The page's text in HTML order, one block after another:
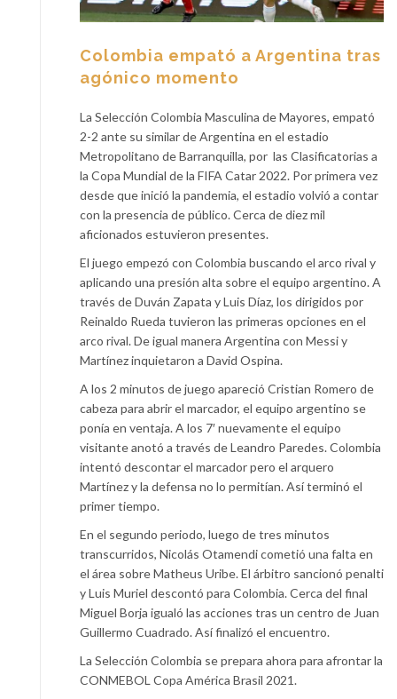
Colombia empató a Argentina tras
agónico momento
La Selección Colombia Masculina de Mayores, empató
2-2 ante su similar de Argentina en el estadio
Metropolitano de Barranquilla, por las Clasificatorias a
la Copa Mundial de la FIFA Catar 2022. Por primera vez
desde que inició la pandemia, el estadio volvió a contar
con la presencia de público. Cerca de diez mil
aficionados estuvieron presentes.
El juego empezó con Colombia buscando el arco rival y
aplicando una presión alta sobre el equipo argentino. A
través de Duván Zapata y Luis Díaz, los dirigidos por
Reinaldo Rueda tuvieron las primeras opciones en el
arco rival. De igual manera Argentina con Messi y
Martínez inquietaron a David Ospina.
A los 2 minutos de juego apareció Cristian Romero de
cabeza para abrir el marcador, el equipo argentino se
ponía en ventaja. A los 7′ nuevamente el equipo
visitante anotó a través de Leandro Paredes. Colombia
intentó descontar el marcador pero el arquero
Martínez y la defensa no lo permitían. Así terminó el
primer tiempo.
En el segundo periodo, luego de tres minutos
transcurridos, Nicolás Otamendi cometió una falta en
el área sobre Matheus Uribe. El árbitro sancionó penalti
y Luis Muriel descontó para Colombia. Cerca del final
Miguel Borja igualó las acciones tras un centro de Juan
Guillermo Cuadrado. Así finalizó el encuentro.
La Selección Colombia se prepara ahora para afrontar la
CONMEBOL Copa América Brasil 2021.